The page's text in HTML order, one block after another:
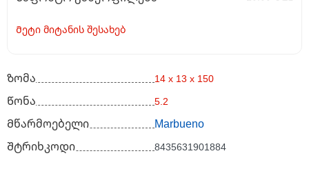
Მეტი მიტანის შესახებ
Ზომა 14 x 13 x 150
Წონა 5.2
Მწარმოებელი
Marbueno
Შტრიხკოდი
8435631901884